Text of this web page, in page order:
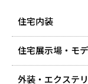
住宅内装
住宅展示場・モ
外装・エクステ